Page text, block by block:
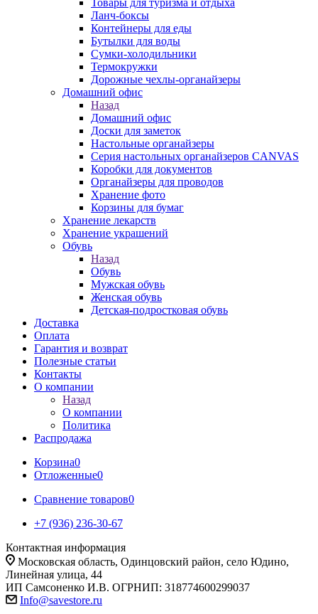
Товары для туризма и отдыха
Ланч-боксы
Контейнеры для еды
Бутылки для воды
Сумки-холодильники
Термокружки
Дорожные чехлы-органайзеры
Домашний офис
Назад
Домашний офис
Доски для заметок
Настольные органайзеры
Серия настольных органайзеров CANVAS
Коробки для документов
Органайзеры для проводов
Хранение фото
Корзины для бумаг
Хранение лекарств
Хранение украшений
Обувь
Назад
Обувь
Мужская обувь
Женская обувь
Детская-подростковая обувь
Доставка
Оплата
Гарантия и возврат
Полезные статьи
Контакты
О компании
Назад
О компании
Политика
Распродажа
Корзина0
Отложенные0
Сравнение товаров0
+7 (936) 236-30-67
Контактная информация
Московская область, Одинцовский район, село Юдино,
Линейная улица, 44
ИП Самсоненко И.В. ОГРНИП: 318774600299037
Info@savestore.ru